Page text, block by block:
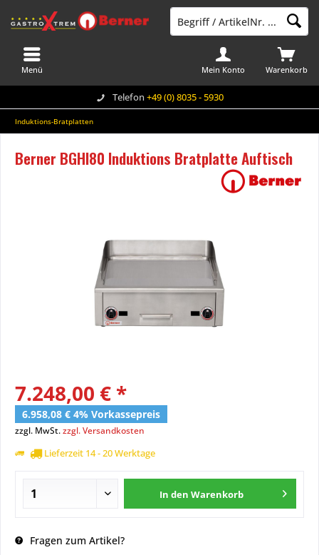
Telefon +49 (0) 8035 - 5930
Warenkorb
Mein Konto
Menü
Induktions-Bratplatten
Berner BGHI80 Induktions Bratplatte Auftisch
7.248,00 € *
6.958,08 € 4% Vorkassepreis
zzgl. MwSt.zzgl. Versandkosten
Lieferzeit 14 - 20 Werktage
In den Warenkorb
Fragen zum Artikel?